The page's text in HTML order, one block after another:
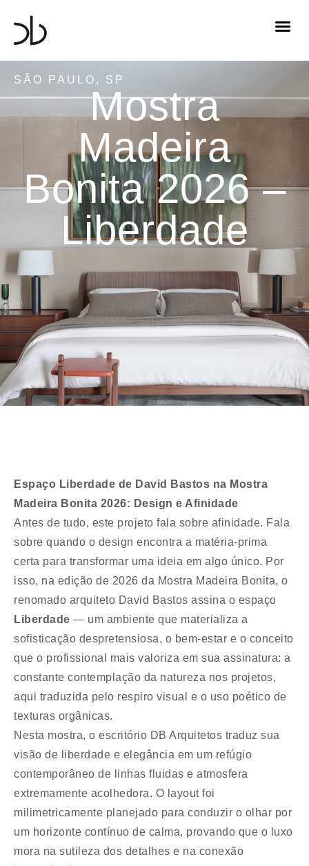
SÃO PAULO, SP
Mostra
Madeira
Bonita 2026 –
Liberdade
Espaço Liberdade de David Bastos na Mostra
Madeira Bonita 2026: Design e Afinidade
Antes de tudo, este projeto fala sobre afinidade. Fala
sobre quando o design encontra a matéria-prima
certa para transformar uma ideia em algo único. Por
isso, na edição de 2026 da Mostra Madeira Bonita, o
renomado arquiteto David Bastos assina o espaço
Liberdade — um ambiente que materializa a
sofisticação despretensiosa, o bem-estar e o conceito
que o profissional mais valoriza em sua assinatura: a
constante contemplação da natureza nos projetos,
aqui traduzida pelo respiro visual e o uso poético de
texturas orgânicas.
Nesta mostra, o escritório DB Arquitetos traduz sua
visão de liberdade e elegância em um refúgio
contemporâneo de linhas fluidas e atmosfera
extremamente acolhedora. O layout foi
milimetricamente planejado para conduzir o olhar por
um horizonte contínuo de calma, provando que o luxo
mora na sutileza dos detalhes e na conexão